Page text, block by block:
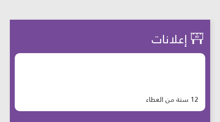
إعلانات
12 سنة من العطاء